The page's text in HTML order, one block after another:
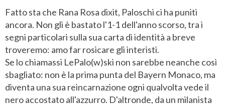
Fatto sta che Rana Rosa dixit, Paloschi ci ha puniti
ancora. Non gli è bastato l'1-1 dell'anno scorso, tra i
segni particolari sulla sua carta di identità a breve
troveremo: amo far rosicare gli interisti.
Se lo chiamassi LePalo(w)ski non sarebbe neanche così
sbagliato: non è la prima punta del Bayern Monaco, ma
diventa una sua reincarnazione ogni qualvolta vede il
nero accostato all'azzurro. D'altronde, da un milanista